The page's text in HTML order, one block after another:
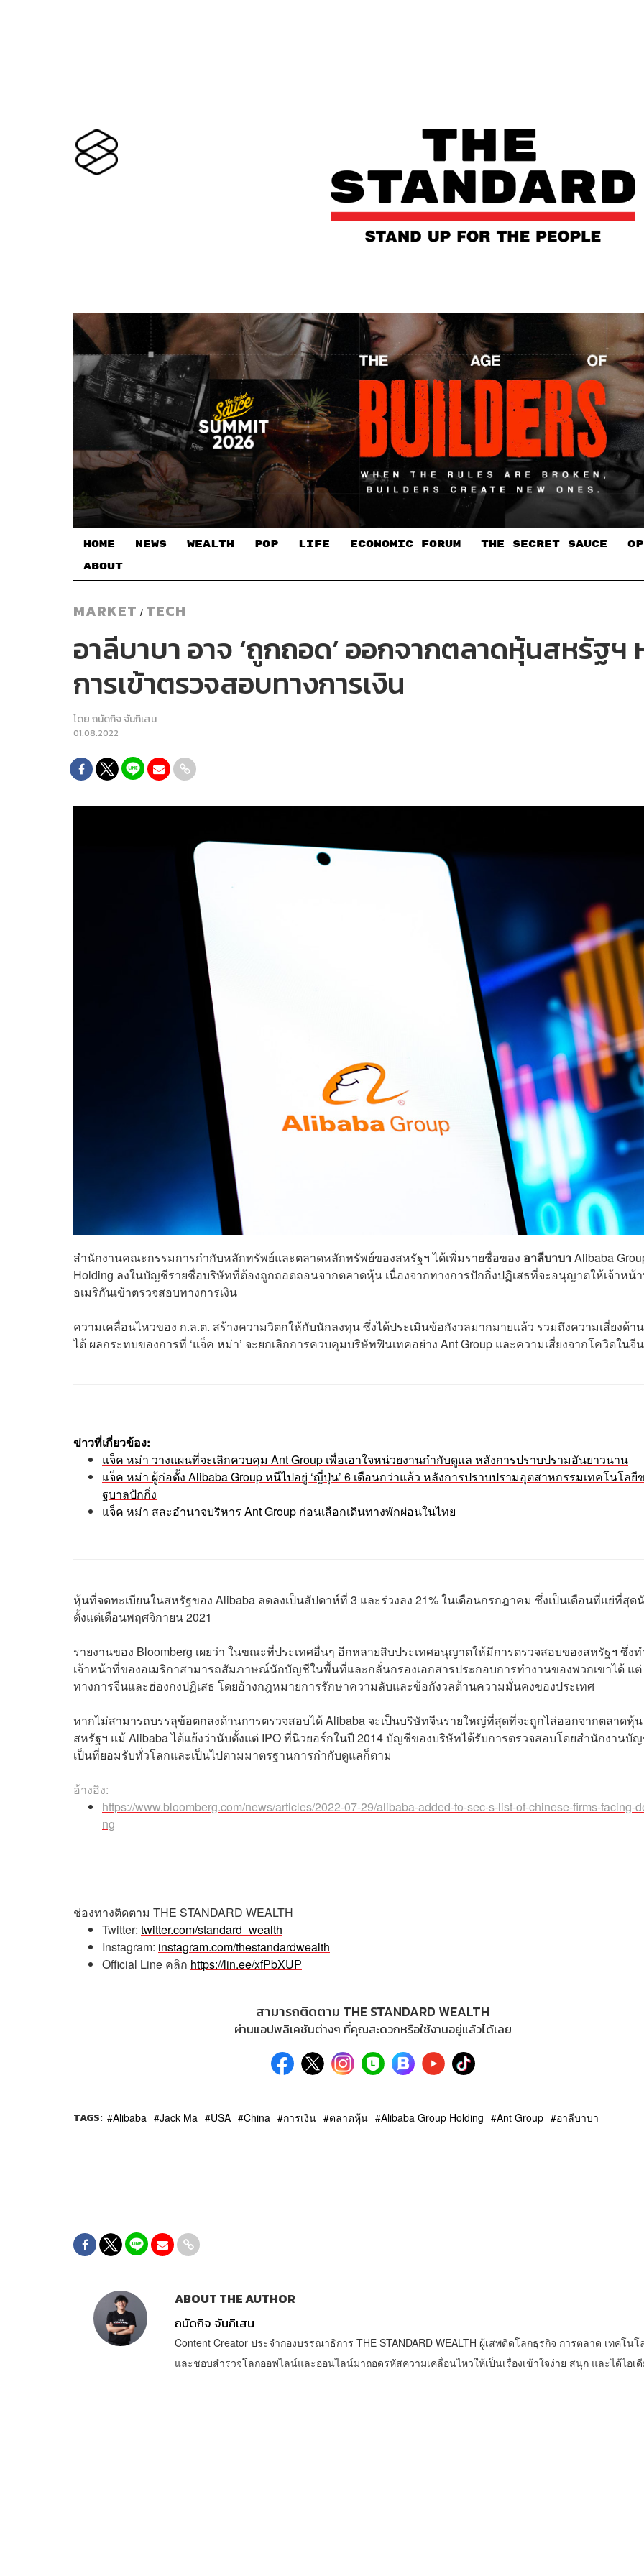
HOME NEWS WEALTH POP LIFE ECONOMIC FORUM THE SECRET SAUCE​
ABOUT
MARKET / TECH
อาลีบาบา อาจ ‘ถูกถอด’ ออกจากตลาดหุ้นสหรัฐ
การเข้าตรวจสอบทางการเงิน
โดยถนัดกิจ จันกิเสน
01.08.2022
สำนักงานคณะกรรมการกำกับหลักทรัพย์และตลาดหลักทรัพย์ของสหรัฐฯ ได้เพิ่มรายชื่อของ อาลีบาบาAlibaba
Holding ลงในบัญชีรายชื่อบริษัทที่ต้องถูกถอดถอนจากตลาดหุ้น เนื่องจากทางการปักกิ่งปฏิเสธที่จะอนุญาตให้เจ้าหน้
อเมริกันเข้าตรวจสอบทางการเงิน
ความเคลื่อนไหวของ ก.ล.ต. สร้างความวิตกให้กับนักลงทุน ซึ่งได้ประเมินข้อกังวลมากมายแล้ว รวมถึงความเสี่ยงด้า
ได้ ผลกระทบของการที่ ‘แจ็ค หม่า’ จะยกเลิกการควบคุมบริษัทฟินเทคอย่าง Ant Group และความเสี่ยงจากโควิดในจีน
ข่าวที่เกี่ยวข้อง:
แจ็ค หม่า วางแผนที่จะเลิกควบคุม Ant Group เพื่อเอาใจหน่วยงานกำกับดูแล หลังการปราบปรามอันยาวนาน
แจ็ค หม่า ผู้ก่อตั้ง Alibaba Group หนีไปอยู่ ‘ญี่ปุ่น’ 6 เดือนกว่าแล้ว หลังการปราบปรามอุตสาหกรรมเทคโนโลยี
ฐบาลปักกิ่ง
แจ็ค หม่า สละอำนาจบริหาร Ant Group ก่อนเลือกเดินทางพักผ่อนในไทย
หุ้นที่จดทะเบียนในสหรัฐของ Alibaba ลดลงเป็นสัปดาห์ที่ 3 และร่วงลง 21% ในเดือนกรกฎาคม ซึ่งเป็นเดือนที่แย่ที่สุด
ตั้งแต่เดือนพฤศจิกายน 2021
รายงานของ Bloomberg เผยว่า ในขณะที่ประเทศอื่นๆ อีกหลายสิบประเทศอนุญาตให้มีการตรวจสอบของสหรัฐฯ ซึ่ง
เจ้าหน้าที่ของอเมริกาสามารถสัมภาษณ์นักบัญชีในพื้นที่และกลั่นกรองเอกสารประกอบการทำงานของพวกเขาได้ แต่
ทางการจีนและฮ่องกงปฏิเสธ โดยอ้างกฎหมายการรักษาความลับและข้อกังวลด้านความมั่นคงของประเทศ
หากไม่สามารถบรรลุข้อตกลงด้านการตรวจสอบได้ Alibaba จะเป็นบริษัทจีนรายใหญ่ที่สุดที่จะถูกไล่ออกจากตลาดหุ้น
สหรัฐฯ แม้ Alibaba ได้แย้งว่านับตั้งแต่ IPO ที่นิวยอร์กในปี 2014 บัญชีของบริษัทได้รับการตรวจสอบโดยสำนักงานบั
เป็นที่ยอมรับทั่วโลกและเป็นไปตามมาตรฐานการกำกับดูแลก็ตาม
อ้างอิง:
https://www.bloomberg.com/news/articles/2022-07-29/alibaba-added-to-sec-s-list-of-chinese-firms-facing-
ng
ช่องทางติดตาม THE STANDARD WEALTH
Twitter: twitter.com/standard_wealth
Instagram: instagram.com/thestandardwealth
Official Line คลิก https://lin.ee/xfPbXUP
สามารถติดตาม THE STANDARD WEALTH
ผ่านแอปพลิเคชันต่างๆ ที่คุณสะดวกหรือใช้งานอยู่แล้วได้เลย
TAGS: Alibaba Jack Ma USA China การเงิน ตลาดหุ้น Alibaba Group Holding Ant Group อาลีบาบา
ABOUT THE AUTHOR
ถนัดกิจ จันกิเสน
Content Creator ประจำกองบรรณาธิการ THE STANDARD WEALTH ผู้เสพติดโลกธุรกิจ การตลาด เทคโนโ
และชอบสำรวจโลกออฟไลน์และออนไลน์มาถอดรหัสความเคลื่อนไหวให้เป็นเรื่องเข้าใจง่าย สนุก และได้ไอเ